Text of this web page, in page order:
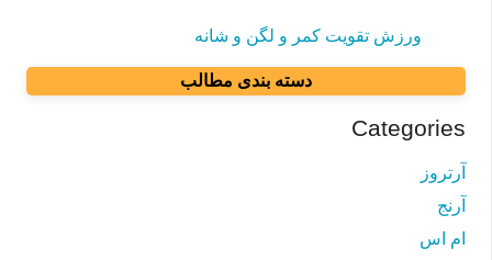
ورزش تقویت کمر و لگن و شانه
دسته بندی مطالب
Categories
آرتروز
آرنج
ام اس